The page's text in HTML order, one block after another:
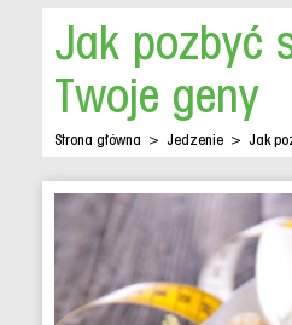
Jak pozbyć
Twoje geny
Strona główna > Jedzenie > Jak